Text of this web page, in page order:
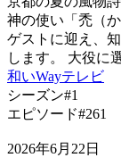
神の使い「禿（
ゲストに迎え、
します。 大役に
和いWayテレビ
シーズン#1
エピソード#261
2026年6月22日